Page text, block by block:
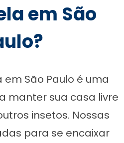
em São
em São Paulo é uma
manter sua casa livre
insetos. Nossas
para se encaixar